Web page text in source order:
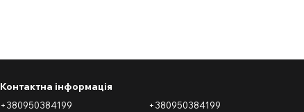
Контактна інформація
+380950384199 +380950384199